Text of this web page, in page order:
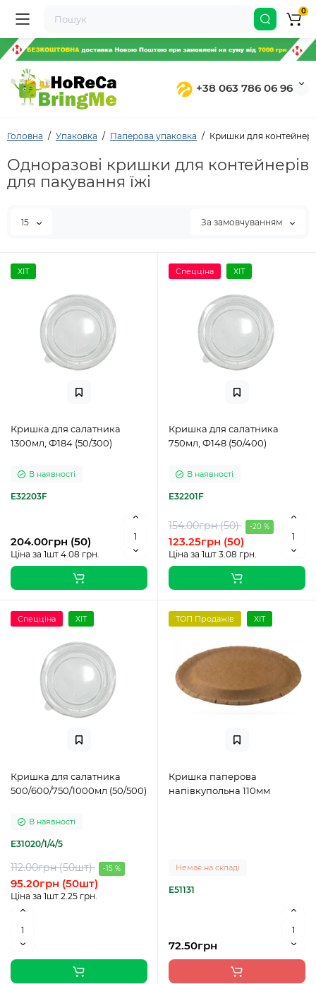
+38 063 786 06 96
0
Головна Упаковка Паперова упаковка Кришки для
Одноразові кришки для контейнерів
для пакування їжі
15 За замовчуванням
ХІТ
Кришка для салатника
1300мл, Ф184 (50/300)
В наявності
E32203F
204.00грн (50)
Ціна за 1шт 4.08 грн.
Спецціна ХІТ
Кришка для салатника
750мл, Ф148 (50/400)
В наявності
E32201F
154.00грн (50) -20 %
123.25грн (50)
Ціна за 1шт 3.08 грн.
Спецціна ХІТ
Кришка для салатника
500/600/750/1000мл (50/500)
В наявності
E31020/1/4/5
112.00грн (50шт) -15 %
95.20грн (50шт)
Ціна за 1шт 2.25 грн.
ТОП Продажів ХІТ
Кришка паперова
напівкупольна 110мм
Немає на складі
E51131
72.50грн